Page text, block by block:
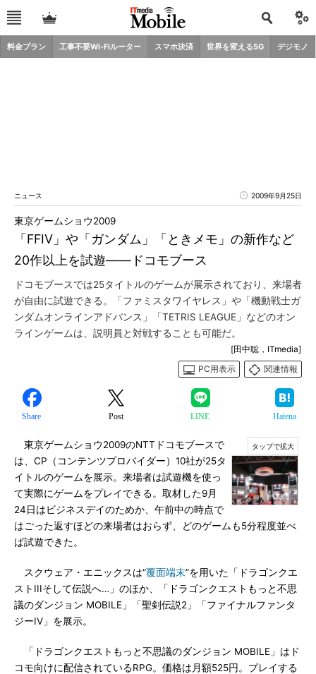
料金プラン 工事不要Wi-Fiルーター スマホ決済 世界を変える5G デジモノ
ニュース 2009年9月25日
「FFIV」や「ガンダム」「ときメモ」の新作など
20作以上を試遊――ドコモブース
東京ゲームショウ2009
ドコモブースでは25タイトルのゲームが展示されており、来場者
が自由に試遊できる。「ファミスタワイヤレス」や「機動戦士ガ
ンダムオンラインアドバンス」「TETRIS LEAGUE」などのオン
ラインゲームは、説明員と対戦することも可能だ。
[田中聡，ITmedia]
PC用表示
関連情報
Share Post LINE Hatena
東京ゲームショウ2009のNTTドコモブースで
は、CP（コンテンツプロバイダー）10社が25タ
イトルのゲームを展示。来場者は試遊機を使っ
て実際にゲームをプレイできる。取材した9月
24日はビジネスデイのためか、午前中の時点で
はごった返すほどの来場者はおらず、どのゲームも5分程度並べ
ば試遊できた。
スクウェア・エニックスは“覆面端末”を用いた「ドラゴンクエ
ストIIIそして伝説へ…」のほか、「ドラゴンクエストもっと不思
議のダンジョン MOBILE」「聖剣伝説2」「ファイナルファンタ
ジーIV」を展示。
「ドラゴンクエストもっと不思議のダンジョン MOBILE」はド
コモ向けに配信されているRPG。価格は月額525円。プレイする